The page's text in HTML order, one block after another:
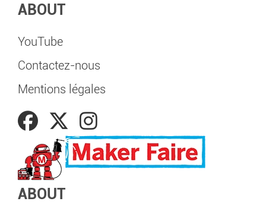
ABOUT
YouTube
Contactez-nous
Mentions légales
ABOUT